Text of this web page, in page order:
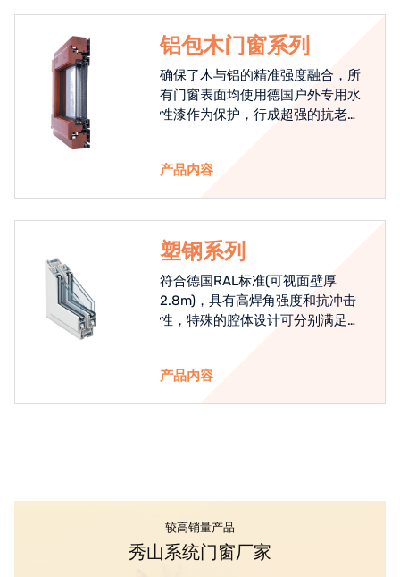
铝包木门窗系列
确保了木与铝的精准强度融合，所
有门窗表面均使用德国户外专用水
性漆作为保护，行成超强的抗老化
产品内容
塑钢系列
符合德国RAL标准(可视面壁厚
2.8m)，具有高焊角强度和抗冲击
性，特殊的腔体设计可分别满足隔
产品内容
较高销量产品
秀山系统门窗厂家